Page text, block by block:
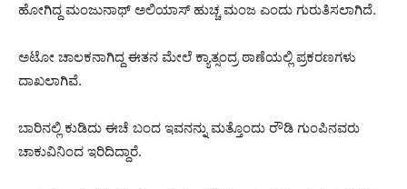
ಹೋಗಿದ್ದ ಮಂಜುನಾಥ್ ಅಲಿಯಾಸ್ ಹುಚ್ಚ ಮಂಜ ಎಂದು ಗುರುತಿಸಲಾಗಿದೆ.
ಅಟೋ ಚಾಲಕನಾಗಿದ್ದ ಈತನ ಮೇಲೆ ಕ್ಯಾತ್ಸಂದ್ರ ಠಾಣೆಯಲ್ಲಿ ಪ್ರಕರಣಗಳು
ದಾಖಲಾಗಿವೆ.
ಬಾರಿನಲ್ಲಿ ಕುಡಿದು ಈಚೆ ಬಂದ ಇವನನ್ನು ಮತ್ತೊಂದು ರೌಡಿ ಗುಂಪಿನವರು
ಚಾಕುವಿನಿಂದ ಇರಿದಿದ್ದಾರೆ.